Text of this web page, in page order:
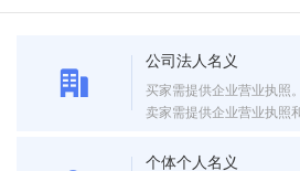
公司法人名义
买家需提供企业营业执照。
卖家需提供企业营业执照
个体个人名义